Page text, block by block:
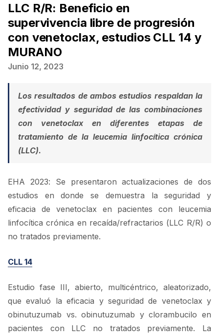
LLC R/R: Beneficio en
supervivencia libre de progresión
con venetoclax, estudios CLL 14 y
MURANO
Junio 12, 2023
Los resultados de ambos estudios respaldan la
efectividad y seguridad de las combinaciones
con venetoclax en diferentes etapas de
tratamiento de la leucemia linfocítica crónica
(LLC).
EHA 2023: Se presentaron actualizaciones de dos
estudios en donde se demuestra la seguridad y
eficacia de venetoclax en pacientes con leucemia
linfocítica crónica en recaída/refractarios (LLC R/R) o
no tratados previamente.
CLL 14
Estudio fase III, abierto, multicéntrico, aleatorizado,
que evaluó la eficacia y seguridad de venetoclax y
obinutuzumab vs. obinutuzumab y clorambucilo en
pacientes con LLC no tratados previamente. La